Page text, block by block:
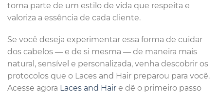
torna parte de um estilo de vida que respeita e
valoriza a essência de cada cliente.
Se você deseja experimentar essa forma de cuidar
dos cabelos — e de si mesma — de maneira mais
natural, sensível e personalizada, venha descobrir os
protocolos que o Laces and Hair preparou para você.
Acesse agora Laces and Hair e dê o primeiro passo